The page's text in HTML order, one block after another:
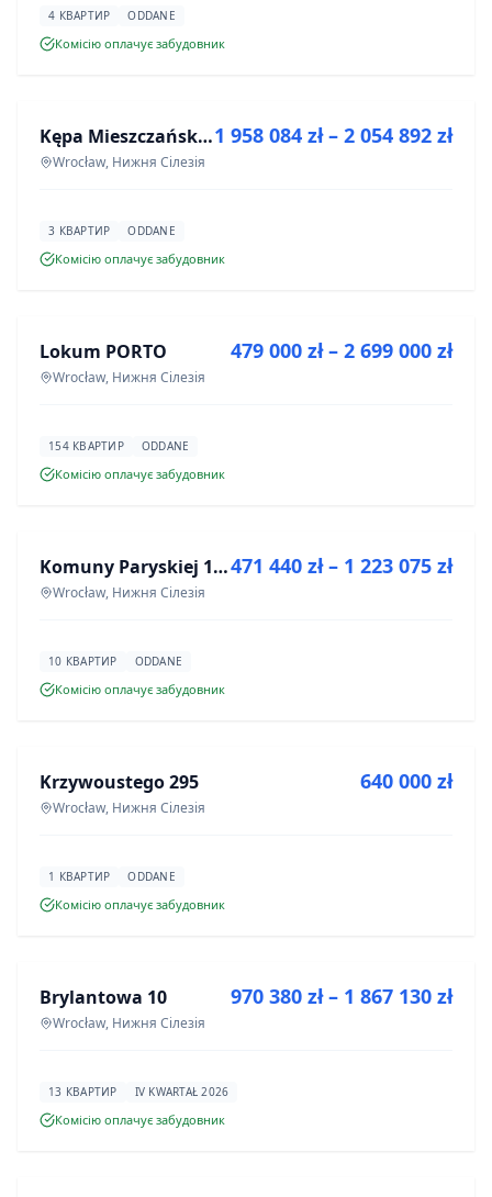
4 КВАРТИР ODDANE
Комісію оплачує забудовник
ІНВЕСТИЦІЯ Kępa Mieszczańska - lokale użytkowe
Wrocław, Нижня Сілезія
1 958 084 zł – 2 054 892 zł
3 КВАРТИР ODDANE
Комісію оплачує забудовник
ІНВЕСТИЦІЯ
Lokum PORTO
Wrocław, Нижня Сілезія
479 000 zł – 2 699 000 zł
154 КВАРТИР ODDANE
Комісію оплачує забудовник
ІНВЕСТИЦІЯ Komuny Paryskiej 19a
Wrocław, Нижня Сілезія
471 440 zł – 1 223 075 zł
10 КВАРТИР ODDANE
Комісію оплачує забудовник
ІНВЕСТИЦІЯ
Krzywoustego 295
Wrocław, Нижня Сілезія
640 000 zł
1 КВАРТИР ODDANE
Комісію оплачує забудовник
ІНВЕСТИЦІЯ
Brylantowa 10
Wrocław, Нижня Сілезія
970 380 zł – 1 867 130 zł
13 КВАРТИР IV KWARTAŁ 2026
Комісію оплачує забудовник